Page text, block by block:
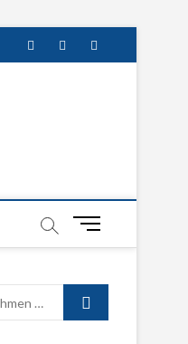
twitterfacebookinstagram
M
u
B
u
Suche
nach